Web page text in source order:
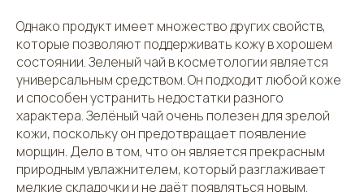
Однако продукт имеет множество других свойств,
которые позволяют поддерживать кожу в хорошем
состоянии. Зеленый чай в косметологии является
универсальным средством. Он подходит любой коже
и способен устранить недостатки разного
характера. Зелёный чай очень полезен для зрелой
кожи, поскольку он предотвращает появление
морщин. Дело в том, что он является прекрасным
природным увлажнителем, который разглаживает
мелкие складочки и не даёт появляться новым.